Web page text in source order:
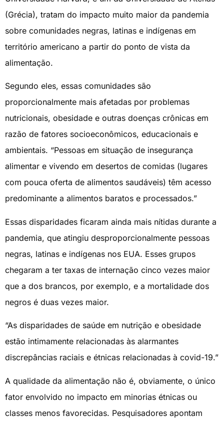
(Grécia), tratam do impacto muito maior da pandemia
sobre comunidades negras, latinas e indígenas em
território americano a partir do ponto de vista da
alimentação.
Segundo eles, essas comunidades são
proporcionalmente mais afetadas por problemas
nutricionais, obesidade e outras doenças crônicas em
razão de fatores socioeconômicos, educacionais e
ambientais. “Pessoas em situação de insegurança
alimentar e vivendo em desertos de comidas (lugares
com pouca oferta de alimentos saudáveis) têm acesso
predominante a alimentos baratos e processados.”
Essas disparidades ficaram ainda mais nítidas durante a
pandemia, que atingiu desproporcionalmente pessoas
negras, latinas e indígenas nos EUA. Esses grupos
chegaram a ter taxas de internação cinco vezes maior
que a dos brancos, por exemplo, e a mortalidade dos
negros é duas vezes maior.
“As disparidades de saúde em nutrição e obesidade
estão intimamente relacionadas às alarmantes
discrepâncias raciais e étnicas relacionadas à covid-19.”
A qualidade da alimentação não é, obviamente, o único
fator envolvido no impacto em minorias étnicas ou
classes menos favorecidas. Pesquisadores apontam